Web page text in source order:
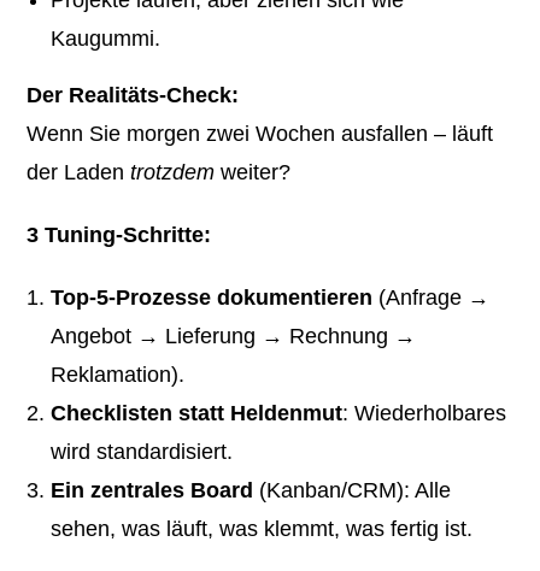
Kaugummi.
Der Realitäts-Check:
Wenn Sie morgen zwei Wochen ausfallen – läuft
der Ladentrotzdem weiter?
3 Tuning-Schritte:
Top-5-Prozesse dokumentieren (Anfrage →
Angebot → Lieferung → Rechnung →
Reklamation).
Checklisten statt Heldenmut: Wiederholbares
wird standardisiert.
Ein zentrales Board (Kanban/CRM): Alle
sehen, was läuft, was klemmt, was fertig ist.